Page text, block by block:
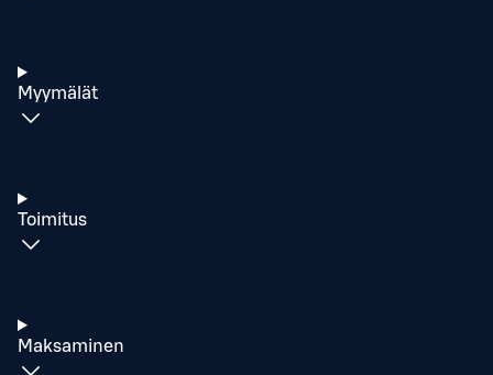
Myymälät
Toimitus
Maksaminen